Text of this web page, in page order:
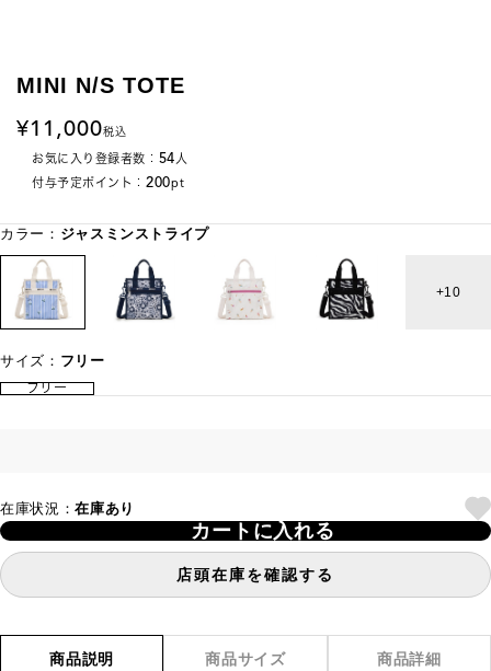
MINI N/S TOTE
11,000税込
お気に入り登録者数： 54人
付与予定ポイント： 200pt
カラー： ジャスミンストライプ
10
サイズ： フリー
フリー
在庫状況：在庫あり
カートに入れる
店頭在庫を確認する
商品説明 商品サイズ 商品詳細